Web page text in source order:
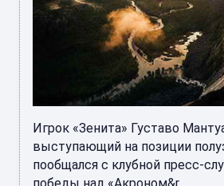
Игрок «Зенита» Густаво
выступающий на позиции
пообщался с клубной пресс-